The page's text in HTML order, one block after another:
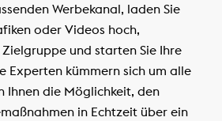
Werbekanal, laden Sie
oder Videos hoch,
und starten Sie Ihre
Experten kümmern sich um alle
Ihnen die Möglichkeit, den
in Echtzeit über ein